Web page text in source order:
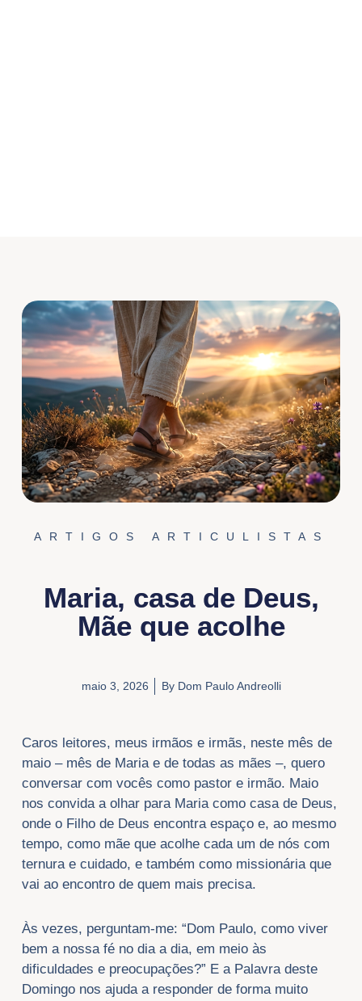
ARTIGOS ARTICULISTAS
Maria, casa de Deus,
Mãe que acolhe
maio 3, 2026 ByDom Paulo Andreolli
Caros leitores, meus irmãos e irmãs, neste mês de
maio – mês de Maria e de todas as mães –, quero
conversar com vocês como pastor e irmão. Maio
nos convida a olhar para Maria como casa de Deus,
onde o Filho de Deus encontra espaço e, ao mesmo
tempo, como mãe que acolhe cada um de nós com
ternura e cuidado, e também como missionária que
vai ao encontro de quem mais precisa.
Às vezes, perguntam-me: “Dom Paulo, como viver
bem a nossa fé no dia a dia, em meio às
dificuldades e preocupações?” E a Palavra deste
Domingo nos ajuda a responder de forma muito